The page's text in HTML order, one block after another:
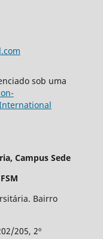
sob uma
Campus Sede
Bairro
205, 2º